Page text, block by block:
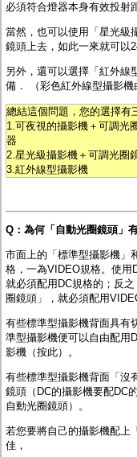
必須符合燈器本身有效投射
當然，也可以使用「 星光級
鏡頭上去，如此一來就可以
另外，還可以選擇「 紅外線
備． （彩色紅外線型攝影機
總結這個問題，您的選擇有
1.可夜視的攝影機＋可調光
器
2.星光級攝影機＋可調光圈
3.紅外線型攝影機
Q：為何「自動光圈鏡頭」
市面上的「標準型攝影機」
格，一為VIDEO規格。使用
就必須配用DC規格的；反
圈鏡頭」，就必須配用
有些標準型攝影機背面具有
準型攝影機便可以自由配用
影機（按此） 。
有些標準型攝影機背面「沒
鏡頭（DC的攝影機要配DC
自動光圈鏡頭）。
若您要將自己的攝影機配上
佳，